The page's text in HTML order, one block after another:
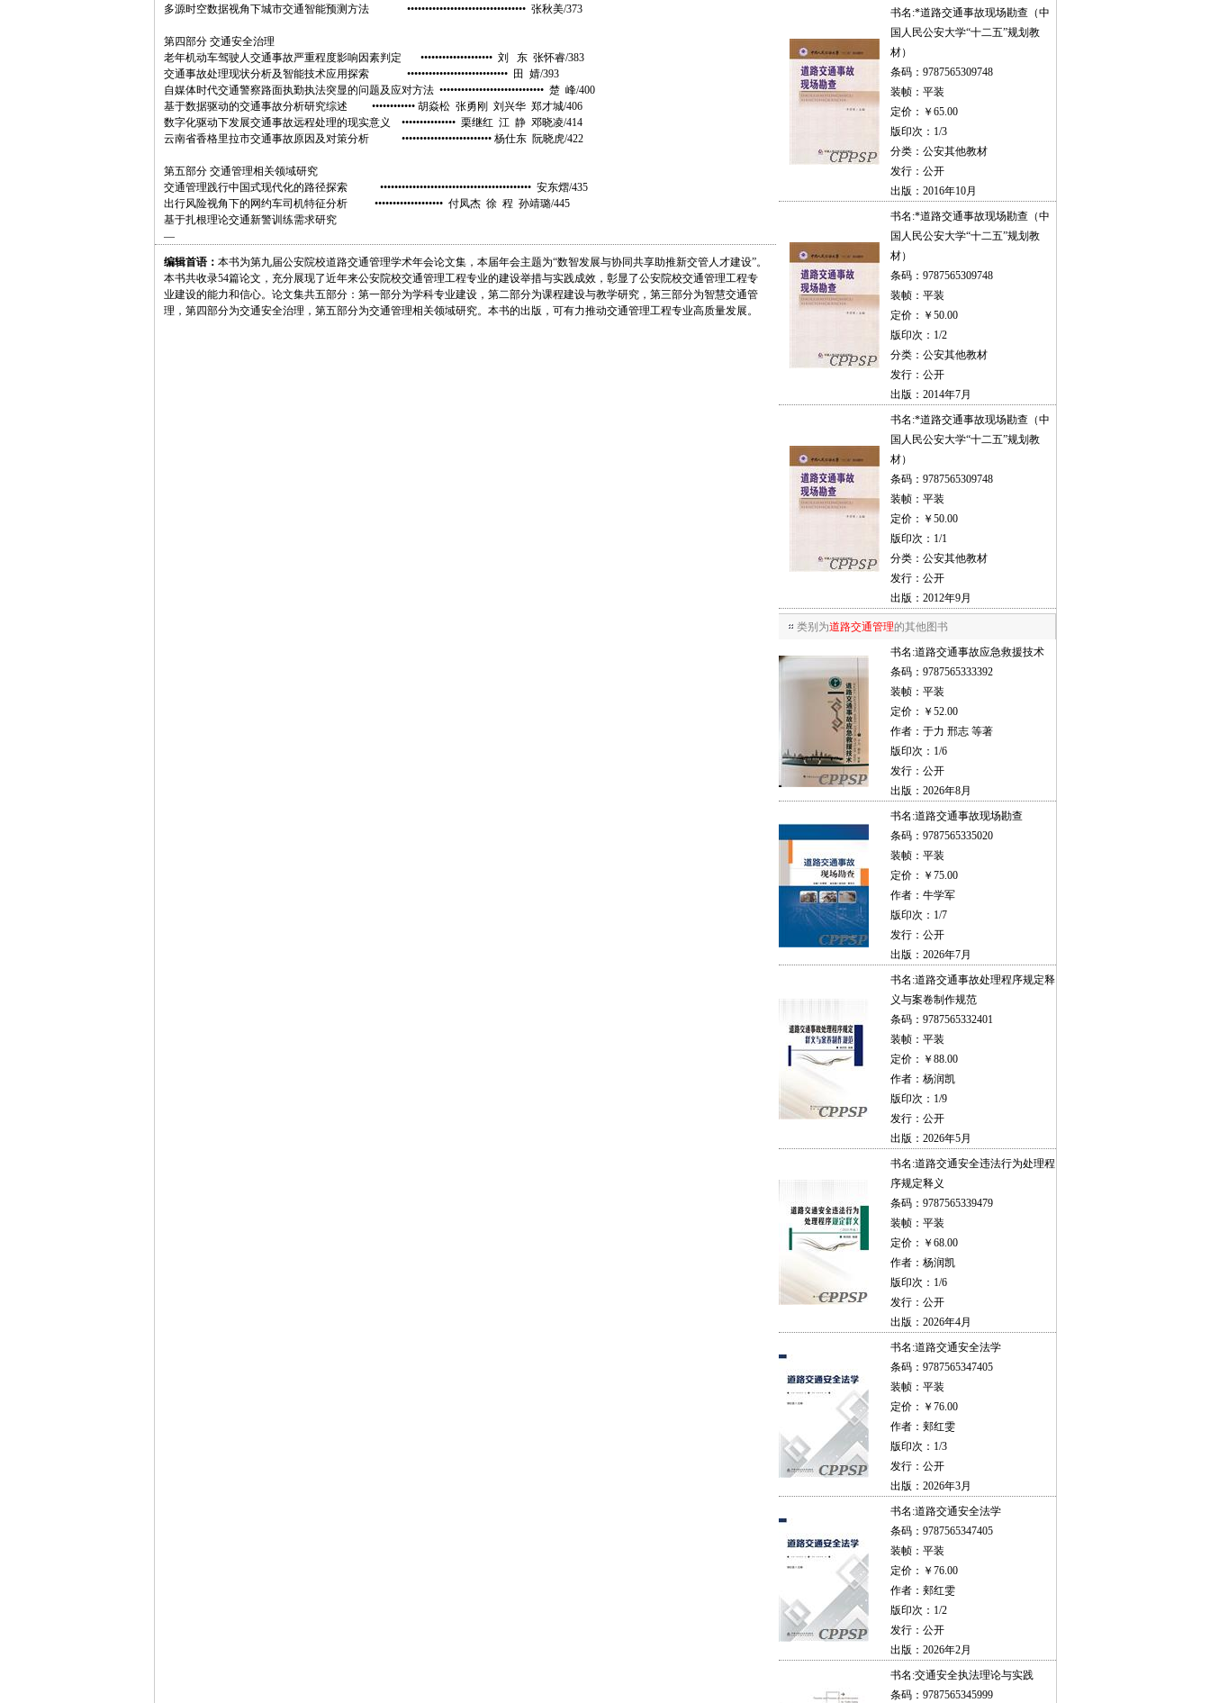
多源时空数据视角下城市交通智能预测方法 ••••••••••••••••••••••••••••••••• 张秋美/373
第四部分 交通安全治理
老年机动车驾驶人交通事故严重程度影响因素判定 •••••••••••••••••••• 刘 东 张怀睿/383
交通事故处理现状分析及智能技术应用探索 •••••••••••••••••••••••••••• 田 婧/393
自媒体时代交通警察路面执勤执法突显的问题及应对方法 ••••••••••••••••••••••••••••• 楚 峰/400
基于数据驱动的交通事故分析研究综述 •••••••••••• 胡焱松 张勇刚 刘兴华 郑才城/406
数字化驱动下发展交通事故远程处理的现实意义 ••••••••••••••• 栗继红 江 静 邓晓凌/414
云南省香格里拉市交通事故原因及对策分析 ••••••••••••••••••••••••• 杨仕东 阮晓虎/422
第五部分 交通管理相关领域研究
交通管理践行中国式现代化的路径探索 •••••••••••••••••••••••••••••••••••••••••• 安东熠/435
出行风险视角下的网约车司机特征分析 ••••••••••••••••••• 付凤杰 徐 程 孙靖璐/445
基于扎根理论交通新警训练需求研究
—
编辑首语： 本书为第九届公安院校道路交通管理学术年会论文集，本届年会主题为“数智发展与协同共享助推新交管人才建设”。
本书共收录54篇论文，充分展现了近年来公安院校交通管理工程专业的建设举措与实践成效，彰显了公安院校交通管理工程专
业建设的能力和信心。论文集共五部分：第一部分为学科专业建设，第二部分为课程建设与教学研究，第三部分为智慧交通管
理，第四部分为交通安全治理，第五部分为交通管理相关领域研究。本书的出版，可有力推动交通管理工程专业高质量发展。
书名:*道路交通事故现场勘查（中
国人民公安大学“十二五”规划教
材）
条码：9787565309748
装帧：平装
定价：￥65.00
版印次：1/3
分类：公安其他教材
发行：公开
出版：2016年10月
书名:*道路交通事故现场勘查（中
国人民公安大学“十二五”规划教
材）
条码：9787565309748
装帧：平装
定价：￥50.00
版印次：1/2
分类：公安其他教材
发行：公开
出版：2014年7月
书名:*道路交通事故现场勘查（中
国人民公安大学“十二五”规划教
材）
条码：9787565309748
装帧：平装
定价：￥50.00
版印次：1/1
分类：公安其他教材
发行：公开
出版：2012年9月
类别为道路交通管理的其他图书
书名:道路交通事故应急救援技术
条码：9787565333392
装帧：平装
定价：￥52.00
作者：于力 邢志 等著
版印次：1/6
发行：公开
出版：2026年8月
书名:道路交通事故现场勘查
条码：9787565335020
装帧：平装
定价：￥75.00
作者：牛学军
版印次：1/7
发行：公开
出版：2026年7月
书名:道路交通事故处理程序规定释
义与案卷制作规范
条码：9787565332401
装帧：平装
定价：￥88.00
作者：杨润凯
版印次：1/9
发行：公开
出版：2026年5月
书名:道路交通安全违法行为处理程
序规定释义
条码：9787565339479
装帧：平装
定价：￥68.00
作者：杨润凯
版印次：1/6
发行：公开
出版：2026年4月
书名:道路交通安全法学
条码：9787565347405
装帧：平装
定价：￥76.00
作者：郏红雯
版印次：1/3
发行：公开
出版：2026年3月
书名:道路交通安全法学
条码：9787565347405
装帧：平装
定价：￥76.00
作者：郏红雯
版印次：1/2
发行：公开
出版：2026年2月
书名:交通安全执法理论与实践
条码：9787565345999